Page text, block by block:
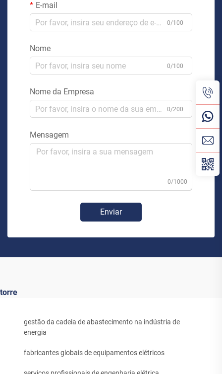
E-mail
0/100
Nome
0/100
Nome da Empresa
0/200
Mensagem
0/1000
Enviar
torre
gestão da cadeia de abastecimento na indústria de
energia
fabricantes globais de equipamentos elétricos